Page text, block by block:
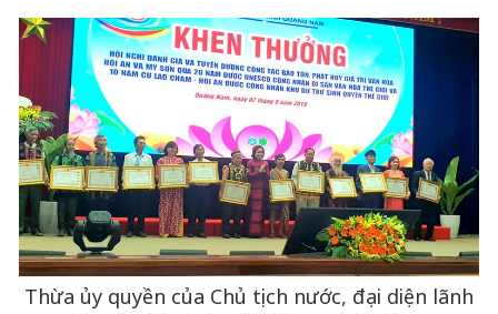
Thừa ủy quyền của Chủ tịch nước, đại diện lãnh